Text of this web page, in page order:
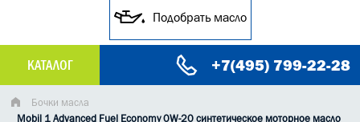
Подобрать масло
КАТАЛОГ +7(495) 799-22-28
МАСЛО МОТОРНОЕ
Бочки масла
Mobil 1 Advanced Fuel Economy 0W-20 синтетическое моторное масло